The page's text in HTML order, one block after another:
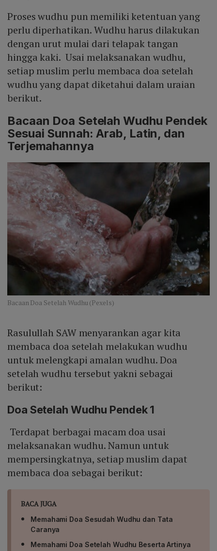
Proses wudhu pun memiliki ketentuan yang
perlu diperhatikan. Wudhu harus dilakukan
dengan urut mulai dari telapak tangan
hingga kaki. Usai melaksanakan wudhu,
setiap muslim perlu membaca doa setelah
wudhu yang dapat diketahui dalam uraian
berikut.
Bacaan Doa Setelah Wudhu Pendek
Sesuai Sunnah: Arab, Latin, dan
Terjemahannya
Bacaan Doa Setelah Wudhu (Pexels)
Rasulullah SAW menyarankan agar kita
membaca doa setelah melakukan wudhu
untuk melengkapi amalan wudhu. Doa
setelah wudhu tersebut yakni sebagai
berikut:
Doa Setelah Wudhu Pendek 1
Terdapat berbagai macam doa usai
melaksanakan wudhu. Namun untuk
mempersingkatnya, setiap muslim dapat
membaca doa sebagai berikut:
BACA JUGA
Memahami Doa Sesudah Wudhu dan Tata
Caranya
Memahami Doa Setelah Wudhu Beserta Artinya